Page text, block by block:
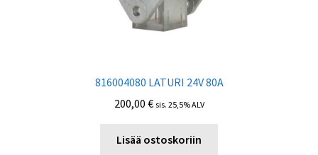
816004080 LATURI 24V 80A
200,00 € sis. 25,5% ALV
Lisää ostoskoriin